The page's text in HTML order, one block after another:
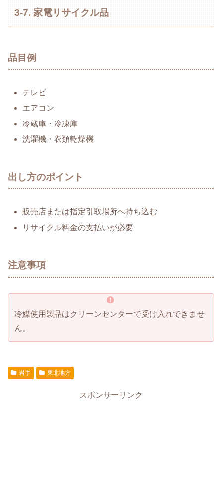
3-7. 家電リサイクル品
品目例
テレビ
エアコン
冷蔵庫・冷凍庫
洗濯機・衣類乾燥機
出し方のポイント
販売店または指定引取場所へ持ち込む
リサイクル料金の支払いが必要
注意事項
冷媒使用製品はクリーンセンターで受け入れできませ
ん。
岩手 東北地方
スポンサーリンク